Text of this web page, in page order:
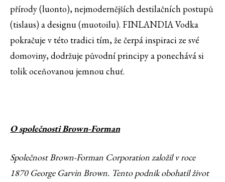
přírody (luonto), nejmodernějších destilačních postupů
(tislaus) a designu (muotoilu). FINLANDIA Vodka
pokračuje v této tradici tím, že čerpá inspiraci ze své
domoviny, dodržuje původní principy a ponechává si
tolik oceňovanou jemnou chuť.
O společnosti Brown-Forman
Společnost Brown-Forman Corporation založil v roce
1870 George Garvin Brown. Tento podnik obohatil život